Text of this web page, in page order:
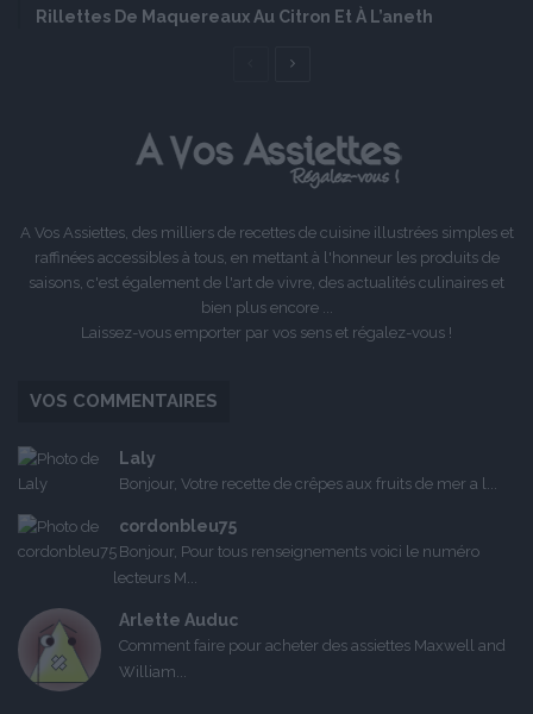
Rillettes De Maquereaux Au Citron Et À L’aneth
Page
A Vos Assiettes, des milliers de recettes de cuisine illustrées simples et
raffinées accessibles à tous, en mettant à l'honneur les produits de
saisons, c'est également de l'art de vivre, des actualités culinaires et
bien plus encore ...
Laissez-vous emporter par vos sens et régalez-vous !
VOS COMMENTAIRES
Laly
Bonjour, Votre recette de crêpes aux fruits de mer a l...
cordonbleu75
Bonjour, Pour tous renseignements voici le numéro
lecteurs M...
Arlette Auduc
Comment faire pour acheter des assiettes Maxwell and
William...